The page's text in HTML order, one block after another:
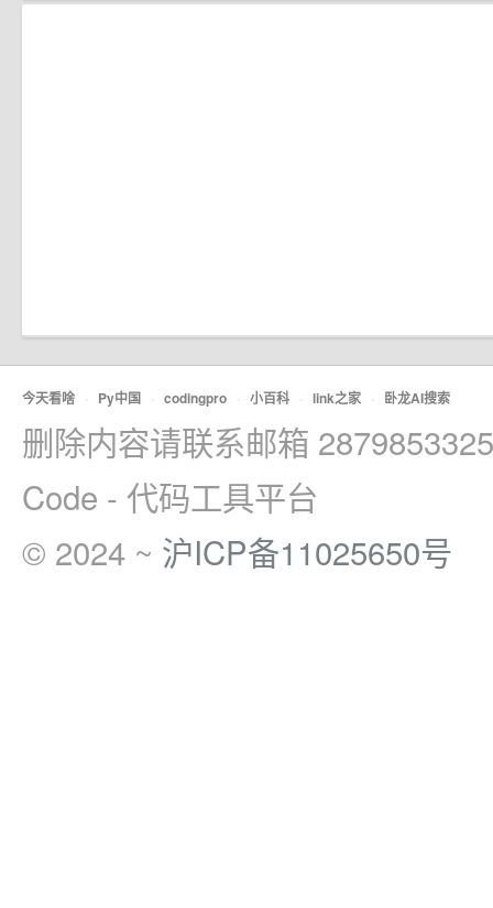
今天看啥 · Py中国 · codingpro · 小百科 · link之家 · 卧龙AI搜索
删除内容请联系邮箱
Code - 代码工具平台
© 2024 ~ 沪ICP备11025650号